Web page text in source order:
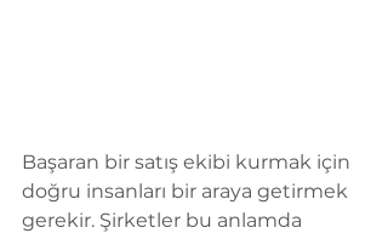
Başaran bir satış ekibi kurmak için
doğru insanları bir araya getirmek
gerekir. Şirketler bu anlamda